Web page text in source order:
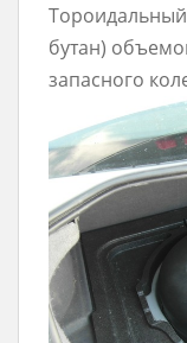
бутан)
запасного